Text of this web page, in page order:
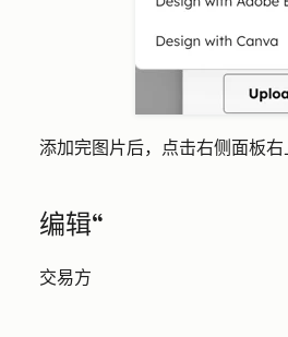
添加完图片后，点击右侧面板右
编辑“
交易方